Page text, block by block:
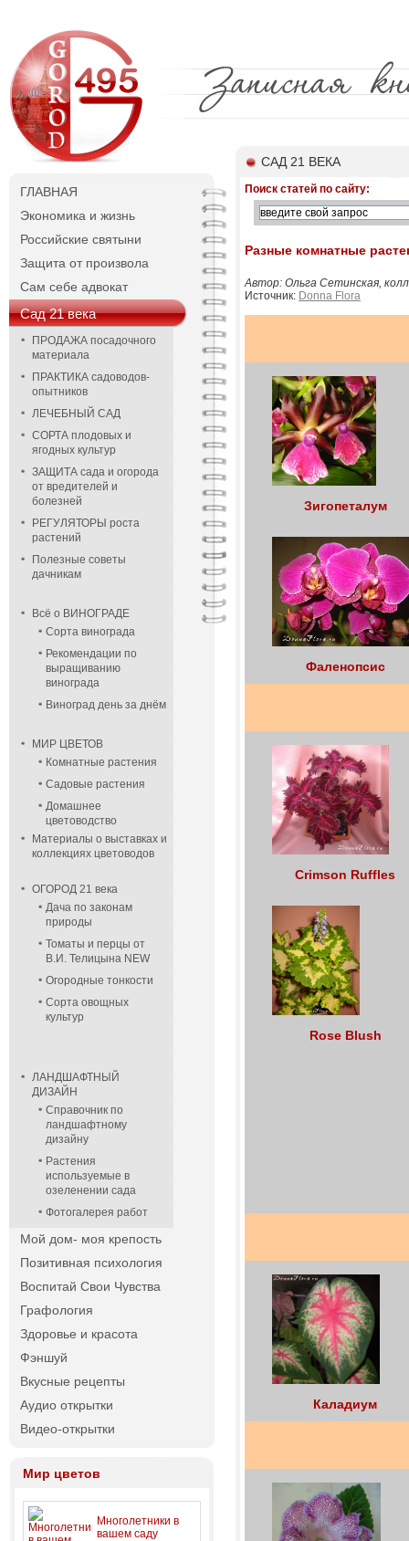
ГЛАВНАЯ
Экономика и жизнь
Российские святыни
Защита от произвола
Сам себе адвокат
Сад 21 века
ПРОДАЖА посадочного
материала
ПРАКТИКА садоводов-
опытников
ЛЕЧЕБНЫЙ САД
СОРТА плодовых и
ягодных культур
ЗАЩИТА сада и огорода
от вредителей и
болезней
РЕГУЛЯТОРЫ роста
растений
Полезные советы
дачникам
Всё о ВИНОГРАДЕ
Сорта винограда
Рекомендации по
выращиванию
винограда
Виноград день за днём
МИР ЦВЕТОВ
Комнатные растения
Садовые растения
Домашнее
цветоводство
Материалы о выставках и
коллекциях цветоводов
ОГОРОД 21 века
Дача по законам
природы
Томаты и перцы от
В.И. Телицына NEW
Огородные тонкости
Сорта овощных
культур
ЛАНДШАФТНЫЙ
ДИЗАЙН
Справочник по
ландшафтному
дизайну
Растения
используемые в
озеленении сада
Фотогалерея работ
Мой дом- моя крепость
Позитивная психология
Воспитай Свои Чувства
Графология
Здоровье и красота
Фэншуй
Вкусные рецепты
Аудио открытки
Видео-открытки
Мир цветов
Многолетники в
вашем саду
САД 21 ВЕКА
Поиск статей по сайту:
Разные комнатные
Автор: Ольга Сетинская,
Источник: Donna Flora
Зигопеталум
Фаленопсис
Crimson Ruffles
Rose Blush
Каладиум